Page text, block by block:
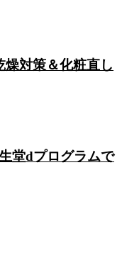
対策＆化粧直し
堂dプログラムで